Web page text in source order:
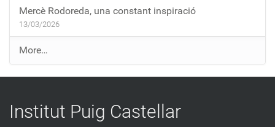
Mercè Rodoreda, una constant inspiració
13/03/2026
E
n
t
a
More…
Institut Puig Castellar